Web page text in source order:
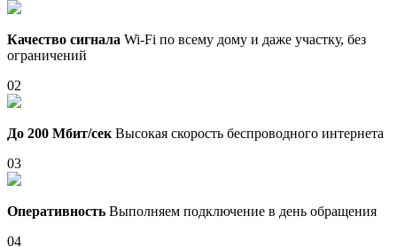
Качество сигнала Wi-Fi по всему дому и даже участку, без
ограничений
02
До 200 Мбит/сек Высокая скорость беспроводного интернета
03
Оперативность Выполняем подключение в день обращения
04